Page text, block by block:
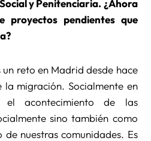
y Penitenciaria. ¿Ahora
proyectos pendientes que
reto en Madrid desde hace
migración. Socialmente en
acontecimiento de las
sino también como
nuestras comunidades. Es